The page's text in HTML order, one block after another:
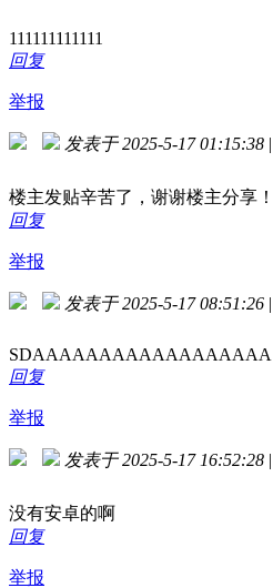
111111111111
回复
举报
发表于 2025-5-17 01:15:38 |
楼主发贴辛苦了，谢谢楼主分享！
回复
举报
发表于 2025-5-17 08:51:26 |
SDAAAAAAAAAAAAAAAAAA
回复
举报
发表于 2025-5-17 16:52:28 |
没有安卓的啊
回复
举报